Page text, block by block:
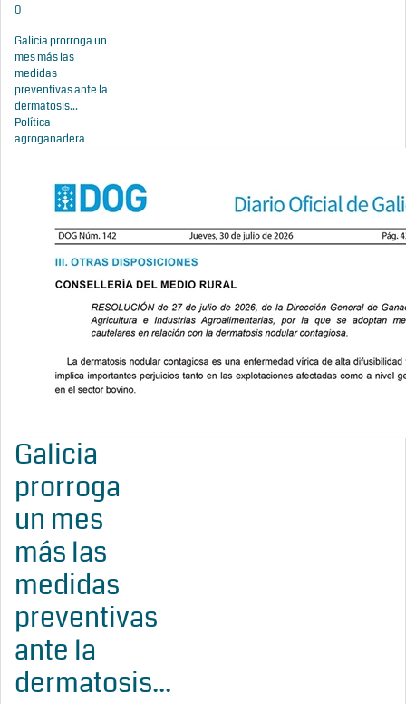
0
Galicia prorroga un
mes más las
medidas
preventivas ante la
dermatosis...
Política
agroganadera
Galicia
prorroga
un mes
más las
medidas
preventivas
ante la
dermatosis...